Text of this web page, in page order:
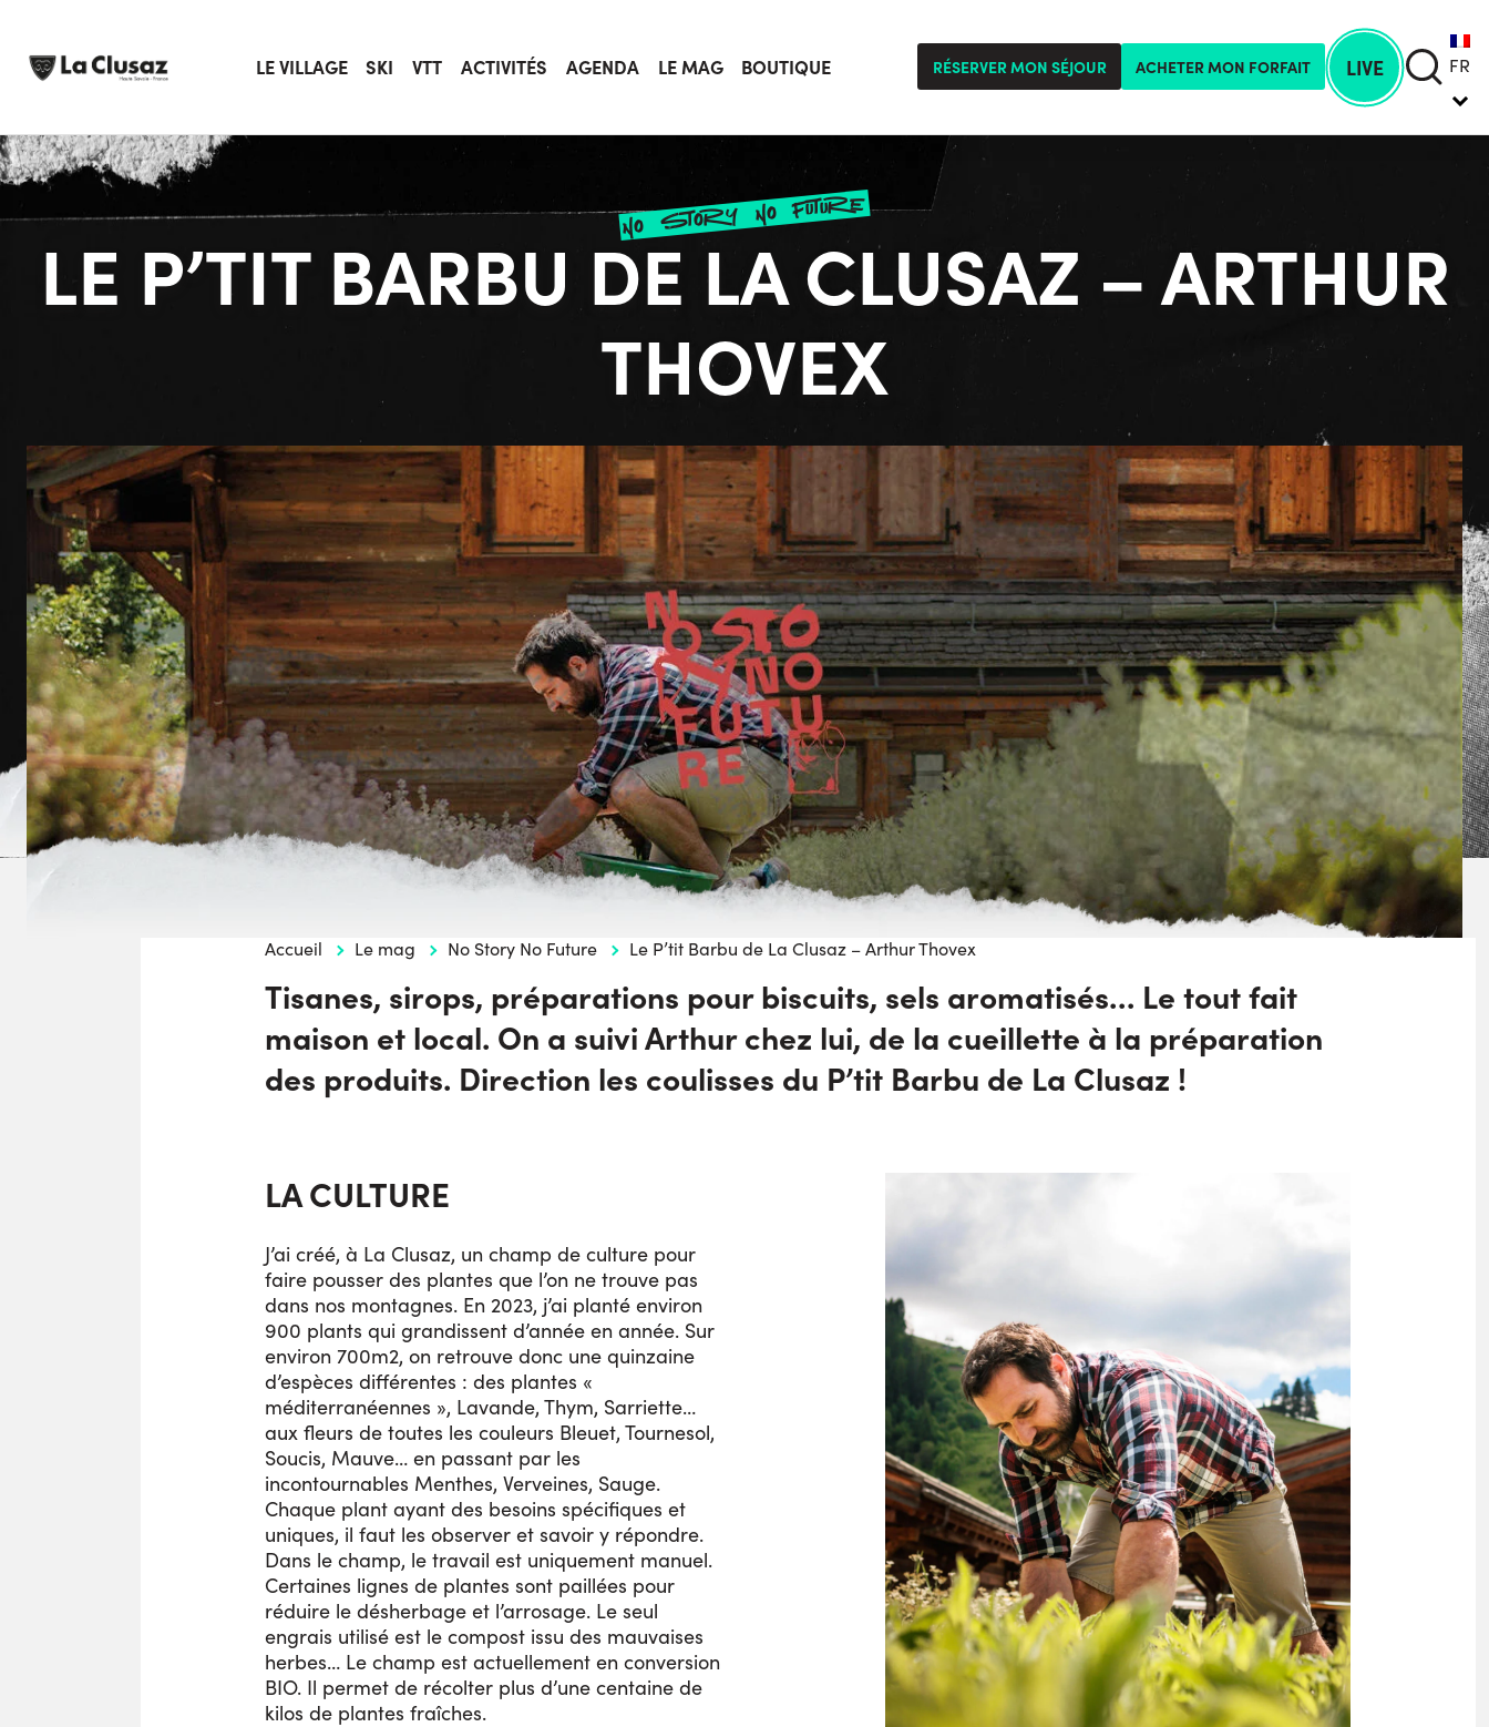
content
LE VILLAGE SKI VTT ACTIVITÉS AGENDA LE MAG BOUTIQUE RÉSERVER MON SÉJOUR ACHETER MON FORFAIT LIVE FR
no story no future
LE P’TIT BARBU DE LA CLUSAZ – ARTHUR
THOVEX
Accueil Le mag No Story No Future Le P’tit Barbu de La Clusaz – Arthur Thovex
Tisanes, sirops, préparations pour biscuits, sels aromatisés… Le tout fait
maison et local. On a suivi Arthur chez lui, de la cueillette à la préparation
des produits. Direction les coulisses du P’tit Barbu de La Clusaz !
LA CULTURE
J’ai créé, à La Clusaz, un champ de culture pour
faire pousser des plantes que l’on ne trouve pas
dans nos montagnes. En 2023, j’ai planté environ
900 plants qui grandissent d’année en année. Sur
environ 700m2, on retrouve donc une quinzaine
d’espèces différentes : des plantes «
méditerranéennes », Lavande, Thym, Sarriette…
aux fleurs de toutes les couleurs Bleuet, Tournesol,
Soucis, Mauve… en passant par les
incontournables Menthes, Verveines, Sauge.
Chaque plant ayant des besoins spécifiques et
uniques, il faut les observer et savoir y répondre.
Dans le champ, le travail est uniquement manuel.
Certaines lignes de plantes sont paillées pour
réduire le désherbage et l’arrosage. Le seul
engrais utilisé est le compost issu des mauvaises
herbes… Le champ est actuellement en conversion
BIO. Il permet de récolter plus d’une centaine de
kilos de plantes fraîches.